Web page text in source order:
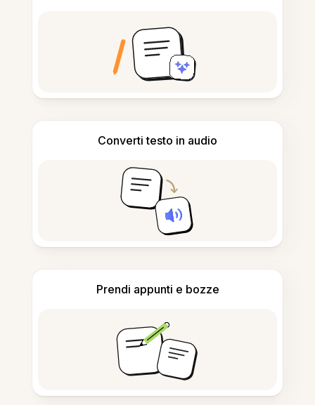
Converti testo in audio
Prendi appunti e bozze